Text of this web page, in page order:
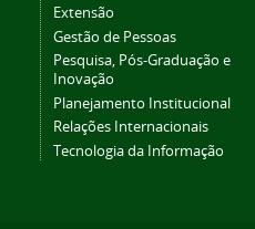
Extensão
Gestão de Pessoas
Pesquisa, Pós-Graduação e
Inovação
Planejamento Institucional
Relações Internacionais
Tecnologia da Informação